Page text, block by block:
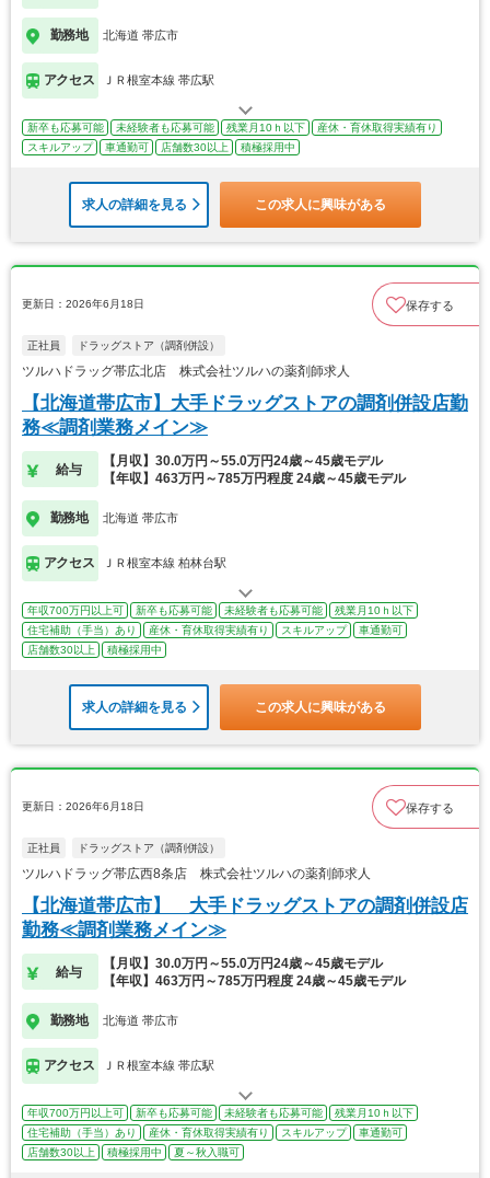
勤務地 北海道 帯広市
アクセス ＪＲ根室本線 帯広駅
新卒も応募可能 未経験者も応募可能 残業月10ｈ以下
産休・育休取得実績有り
スキルアップ
車通勤可 店舗数30以上 積極採用中
求人の詳細を見る この求人に興味がある
更新日：2026年6月18日 保存する
正社員 ドラッグストア（調剤併設）
ツルハドラッグ帯広北店 株式会社ツルハの薬剤師求人
【北海道帯広市】大手ドラッグストアの調剤併設店勤
務≪調剤業務メイン≫
給与
【月収】30.0万円～55.0万円24歳～45歳モデル
【年収】463万円～785万円程度 24歳～45歳モデル
勤務地 北海道 帯広市
アクセス ＪＲ根室本線 柏林台駅
年収700万円以上可 新卒も応募可能 未経験者も応募可能
残業月10ｈ以下
住宅補助（手当）あり
産休・育休取得実績有り スキルアップ
車通勤可
店舗数30以上
積極採用中
求人の詳細を見る この求人に興味がある
更新日：2026年6月18日 保存する
正社員 ドラッグストア（調剤併設）
ツルハドラッグ帯広西8条店 株式会社ツルハの薬剤師求人
【北海道帯広市】 大手ドラッグストアの調剤併設店
勤務≪調剤業務メイン≫
給与
【月収】30.0万円～55.0万円24歳～45歳モデル
【年収】463万円～785万円程度 24歳～45歳モデル
勤務地 北海道 帯広市
アクセス ＪＲ根室本線 帯広駅
年収700万円以上可 新卒も応募可能 未経験者も応募可能
残業月10ｈ以下
住宅補助（手当）あり
産休・育休取得実績有り スキルアップ
車通勤可
店舗数30以上
積極採用中 夏～秋入職可